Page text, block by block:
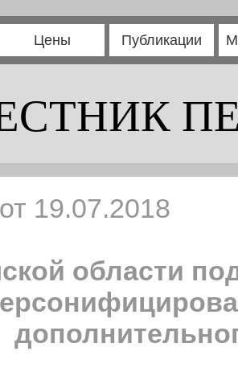
Цены Публикации
19.07.2018
области